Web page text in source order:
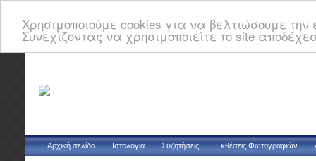
Χρησιμοποιούμε cookies για να βελτιώσουμε
Συνεχίζοντας να χρησιμοποιείτε το site
Αρχική σελίδα Ιστολόγια Συζητήσεις Εκθέσεις Φωτογραφιών